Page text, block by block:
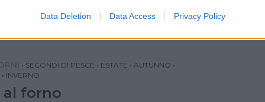
Data Deletion Data Access Privacy Policy
• SECONDI DI PESCE • ESTATE • AUTUNNO •
• INVERNO
al forno